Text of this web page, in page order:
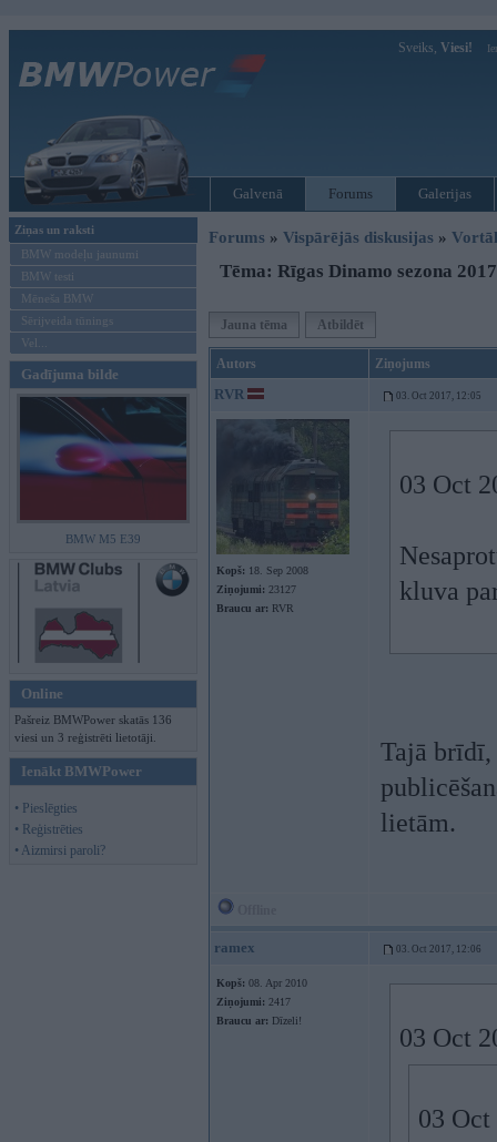
Sveiks, Viesi!
Galvenā Forums Galerijas
Ziņas un raksti
BMW modeļu jaunumi
BMW testi
Mēneša BMW
Sērijveida tūnings
Vel...
Gadījuma bilde
BMW M5 E39
Online
Pašreiz BMWPower skatās 136
viesi un 3 reģistrēti lietotāji.
Ienākt BMWPower
• Pieslēgties
• Reģistrēties
• Aizmirsi paroli?
Forums » Vispārējās diskusijas »
Tēma: Rīgas Dinamo sezona
Jauna tēma Atbildēt
Autors Ziņojums
RVR 03. Oct 2017, 12:05
Kopš: 18. Sep 2008
Ziņojumi: 23127
Braucu ar: RVR
03 Oct
kluva
Tajā brīdī,
lietām.
ramex 03. Oct 2017, 12:06
Kopš: 08. Apr 2010
Ziņojumi: 2417
Braucu ar: Dīzeli!
03 Oct
03